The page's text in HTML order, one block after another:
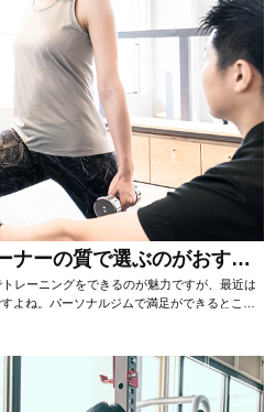
ナーの質で選ぶのがおすす
レーニングをできるのが魅力ですが、最近は
よね。パーソナルジムで満足ができるところ
」ことがお...